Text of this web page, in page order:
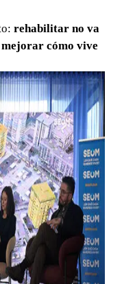
rehabilitar no va
cómo vive